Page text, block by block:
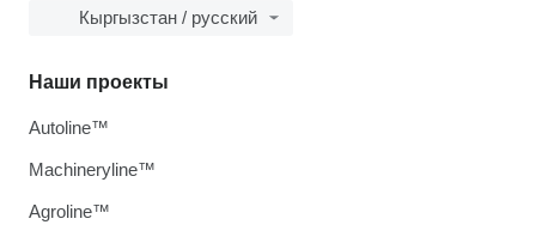
Кыргызстан / русский
Наши проекты
Autoline™
Machineryline™
Agroline™